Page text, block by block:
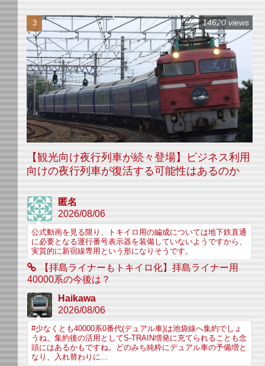
【観光向け夜行列車が続々登場】ビジネス利用
向けの夜行列車が復活する可能性はあるのか
14620 views
匿名
2026/08/06
公式動画を見る限り、トキイロ用の編成については地下鉄直通
に必要となる運行番号表示器を装備していないようですから、
実質的に新宿線専用という形になりそうです。
【拝島ライナーもトキイロ化】拝島ライナー用
40000系の今後は？
Haikawa
2026/08/06
#少なくとも40000系0番代(デュアル車)は池袋線へ集約でしょ
うね。集約後の活用としてS-TRAIN増発に充てられることも念
頭にはあるかもですね。どのみち純粋にデュアル車の予備増と
なり、入れ替わりに...